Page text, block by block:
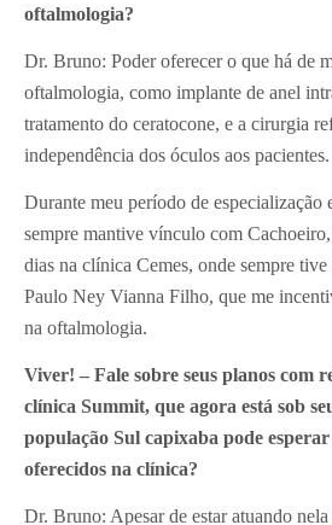
oftalmologia?
Dr. Bruno: Poder oferecer o que há de
oftalmologia, como implante de anel
tratamento do ceratocone, e a cirurgia
independência dos óculos aos pacientes.
Durante meu período de especialização
sempre mantive vínculo com
dias na clínica Cemes, onde sempre
Paulo Ney Vianna Filho, que me
na oftalmologia.
Viver! – Fale sobre seus planos com
clínica Summit, que agora está sob
população Sul capixaba pode
oferecidos na clínica?
Dr. Bruno: Apesar de estar atuando nela